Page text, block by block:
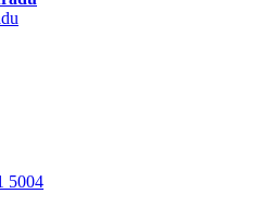
5004